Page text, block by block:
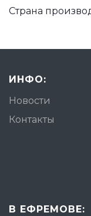
Страна
ИНФО:
Новости
Контакты
В ЕФРЕМОВЕ: